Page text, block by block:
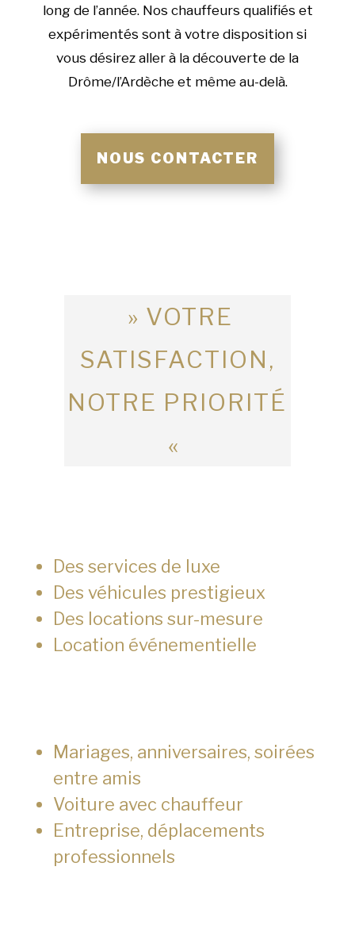
long de l’année. Nos chauffeurs qualifiés et
expérimentés sont à votre disposition si
vous désirez aller à la découverte de la
Drôme/l’Ardèche et même au-delà.
NOUS CONTACTER
» VOTRE
SATISFACTION,
NOTRE PRIORITÉ
«
Des services de luxe
Des véhicules prestigieux
Des locations sur-mesure
Location événementielle
Mariages, anniversaires, soirées
entre amis
Voiture avec chauffeur
Entreprise, déplacements
professionnels